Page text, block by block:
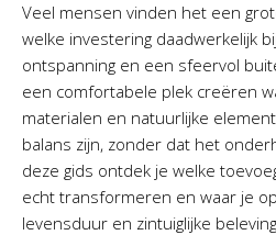
Veel mensen vinden het een
welke investering daadwerkelijk
ontspanning en een sfeervol
een comfortabele plek creëren
materialen en natuurlijke
balans zijn, zonder dat het
deze gids ontdek je welke
echt transformeren en waar je
levensduur en zintuiglijke